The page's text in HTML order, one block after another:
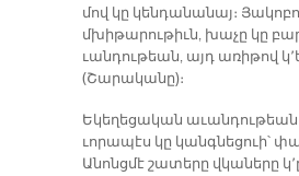
մով կը կեն­դա­նա­նայ։
մխի­թա­րու­թիւն, խա­չը կը
ւան­դու­թեան, այդ ա­ռի­թով
(Շա­րա­կա­նը)։­
Ե­կե­ղե­ցա­կան
ւո­րա­պէս կը կանգ­նե­ցուի՝
Ա­նոնց­մէ շա­տե­րը վկա­նե­րը